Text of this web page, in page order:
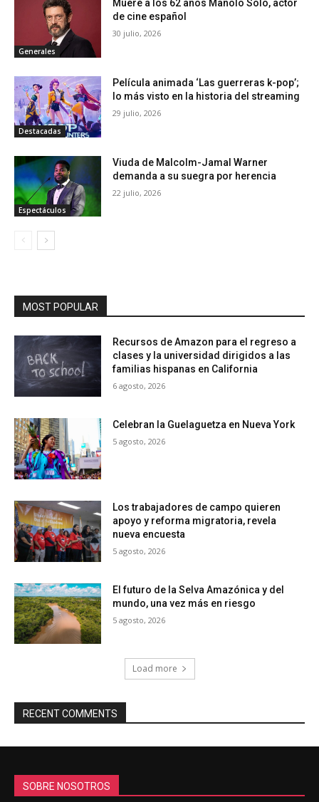
Generales
Muere a los 62 años Manolo Solo, actor
de cine español
30 julio, 2026
Destacadas
Película animada ‘Las guerreras k-pop’;
lo más visto en la historia del streaming
29 julio, 2026
Espectáculos
Viuda de Malcolm-Jamal Warner
demanda a su suegra por herencia
22 julio, 2026
MOST POPULAR
Recursos de Amazon para el regreso a
clases y la universidad dirigidos a las
familias hispanas en California
6 agosto, 2026
Celebran la Guelaguetza en Nueva York
5 agosto, 2026
Los trabajadores de campo quieren
apoyo y reforma migratoria, revela
nueva encuesta
5 agosto, 2026
El futuro de la Selva Amazónica y del
mundo, una vez más en riesgo
5 agosto, 2026
Load more
RECENT COMMENTS
SOBRE NOSOTROS